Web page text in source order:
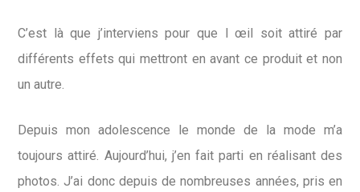
C’est là que j’interviens pour que l œil soit attiré par
différents effets qui mettront en avant ce produit et non
un autre.
Depuis mon adolescence le monde de la mode m’a
toujours attiré. Aujourd’hui, j’en fait parti en réalisant des
photos. J’ai donc depuis de nombreuses années, pris en